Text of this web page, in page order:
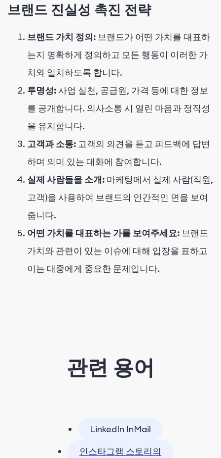
브랜드 진실성 촉진 전략
브랜드 가치 정의: 브랜드가 어떤 가치를 대표하
는지 명확하게 정의하고 모든 행동이 이러한 가
치와 일치하도록 합니다.
투명성: 사업 실천, 공급원, 가격 등에 대한 정보
를 공개합니다. 의사소통 시 열린 마음과 정직성
을 유지합니다.
고객과 소통: 고객의 의견을 듣고 피드백에 답변
하며 의미 있는 대화에 참여합니다.
실제 사람들을 소개: 마케팅에서 실제 사람(직원,
고객)을 사용하여 브랜드의 인간적인 면을 보여
줍니다.
어떤 가치를 대표하는 가를 보여주세요: 브랜드
가치와 관련이 있는 이슈에 대해 입장을 표하고
이는 대중에게 중요한 문제입니다.
관련 용어
LinkedIn InMail
인스타그램 스토리의